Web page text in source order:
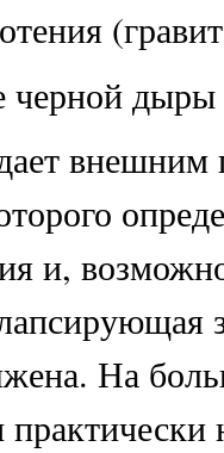
черной дыры
внешним
и,
На